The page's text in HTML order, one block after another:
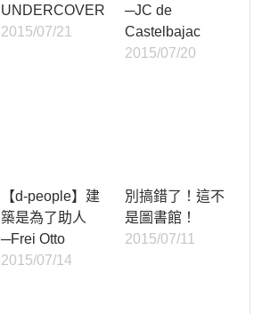
UNDERCOVER
2015/07/21
─JC de
Castelbajac
2015/07/20
【d-people】建
築是為了助人
─Frei Otto
2015/07/14
別搞錯了！這不
是圖書館！
2015/07/11